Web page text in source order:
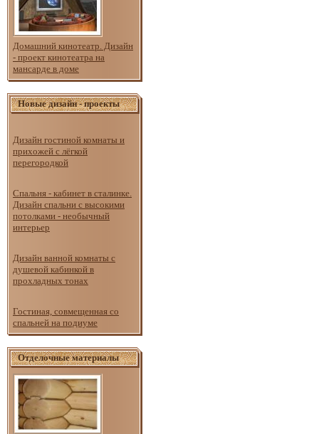
Домашний кинотеатр. Дизайн
- проект кинотеатра на
мансарде в доме
Новые дизайн - проекты
Дизайн гостиной комнаты и
прихожей с лёгкой
перегородкой
Спальня - кабинет в сталинке.
Дизайн спальни с высокими
потолками - необычный
интерьер
Дизайн ванной комнаты с
душевой кабинкой в
прохладных тонах
Гостиная, совмещенная со
спальней на подиуме
Отделочные материалы